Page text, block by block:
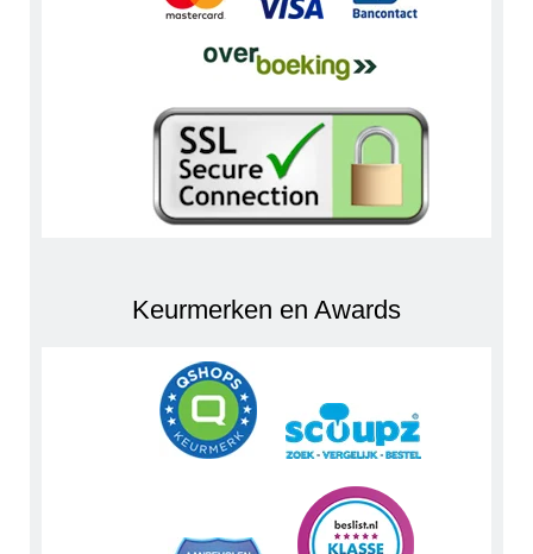
Keurmerken en Awards